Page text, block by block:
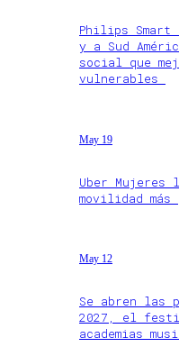
Philips Smart
y a Sud
social que
vulnerables
May 19
Uber Mujeres
movilidad
May 12
Se abren las
2027, el
academias